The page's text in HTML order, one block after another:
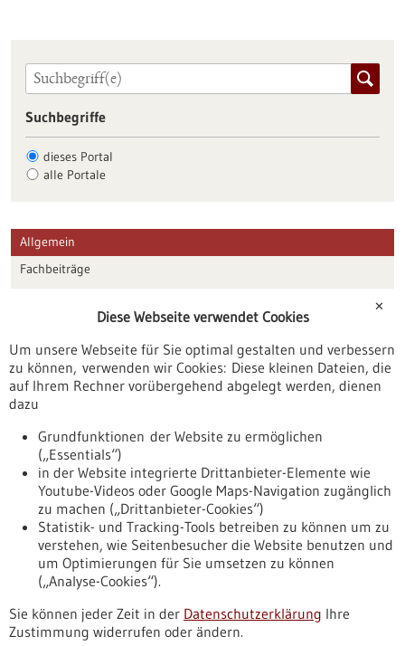
Suchbegriffe
dieses Portal
alle Portale
Allgemein
Fachbeiträge
Veranstaltungen
Erscheinungsdatum
Nach oben
Informiert bleiben
✕
Diese Webseite verwendet Cookies
Um unsere Webseite für Sie optimal gestalten und verbessern
zu können, verwenden wir Cookies: Diese kleinen Dateien, die
auf Ihrem Rechner vorübergehend abgelegt werden, dienen
dazu
Grundfunktionen der Website zu ermöglichen
(„Essentials“)
in der Website integrierte Drittanbieter-Elemente wie
Youtube-Videos oder Google Maps-Navigation zugänglich
zu machen („Drittanbieter-Cookies“)
Statistik- und Tracking-Tools betreiben zu können um zu
verstehen, wie Seitenbesucher die Website benutzen und
um Optimierungen für Sie umsetzen zu können
(„Analyse-Cookies“).
Sie können jeder Zeit in der Datenschutzerklärung Ihre
Zustimmung widerrufen oder ändern.